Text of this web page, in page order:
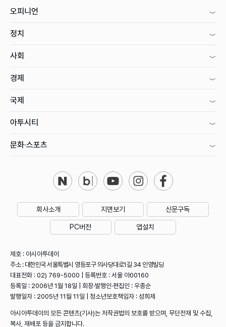
오피니언
정치
사회
경제
국제
아투시티
문화·스포츠
회사소개 지면보기 신문구독
PC버전 앱설치
제호 : 아시아투데이
주소 : 대한민국 서울특별시 영등포구 의사당대로1길 34 인영빌딩
대표전화 : 02) 769-5000 | 등록번호 : 서울 아00160
등록일 : 2006년 1월 18일 | 회장·발행인·편집인 : 우종순
발행일자 : 2005년 11월 11일 | 청소년보호책임자 : 성희제
아시아투데이의 모든 콘텐츠(기사)는 저작권법의 보호를 받으며, 무단전재 및 수집,
복사, 재배포 등을 금지합니다.